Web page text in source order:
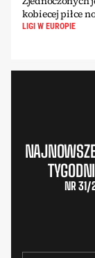
kobiecej piłce
LIGI W EUROPIE
NR